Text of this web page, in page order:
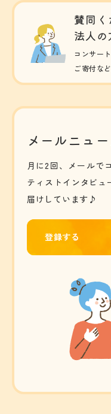
賛同く
法人の
コンサー
ご寄付な
メールニュ
月に2回、メールで
ティストインタビュ
届けしています♪
登録する